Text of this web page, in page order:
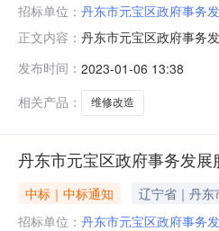
招标单位： 丹东市元宝区政府事务
正文内容： 丹东市元宝区政府事务
众的身体健康和生命安
宝区政府事务发展服务
发布时间： 2023-01-06 13:38
相关产品：
维修改造
丹东市元宝区政府事务发
中标｜中标通知 辽宁省｜丹东
招标单位： 丹东市元宝区政府事务